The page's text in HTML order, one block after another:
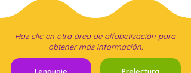
Haz clic en otra área de alfabetización para
obtener más información.